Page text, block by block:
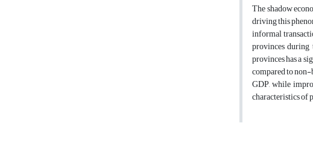
The shadow
driving this
informal
provinces during
provinces has a
compared to
GDP, while
characteristics of